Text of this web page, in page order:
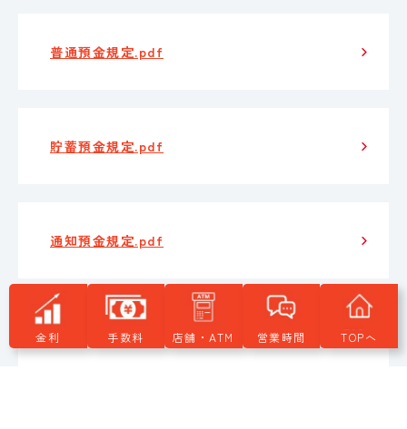
金利 手数料 店舗・ATM 営業時間 TOPへ
普通預金規定.pdf
貯蓄預金規定.pdf
通知預金規定.pdf
納税準備預金規定.pdf